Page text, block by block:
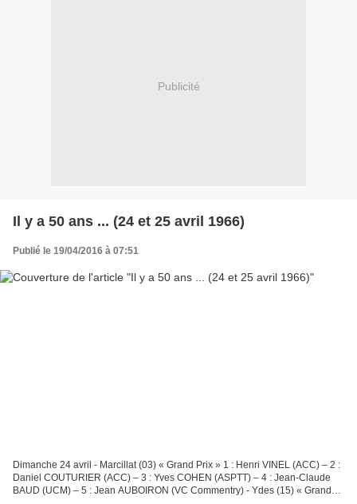
Publicité
Il y a 50 ans ... (24 et 25 avril 1966)
Publié le 19/04/2016 à 07:51
Dimanche 24 avril - Marcillat (03) « Grand Prix » 1 : Henri VINEL (ACC) – 2 :
Daniel COUTURIER (ACC) – 3 : Yves COHEN (ASPTT) – 4 : Jean-Claude
BAUD (UCM) – 5 : Jean AUBOIRON (VC Commentry) - Ydes (15) « Grand